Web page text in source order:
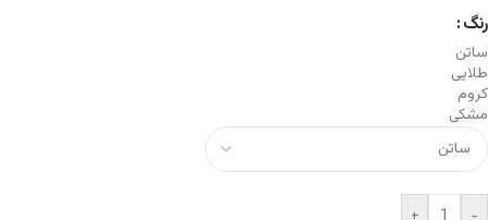
رنگ
ساتن
طلایی
کروم
مشکی